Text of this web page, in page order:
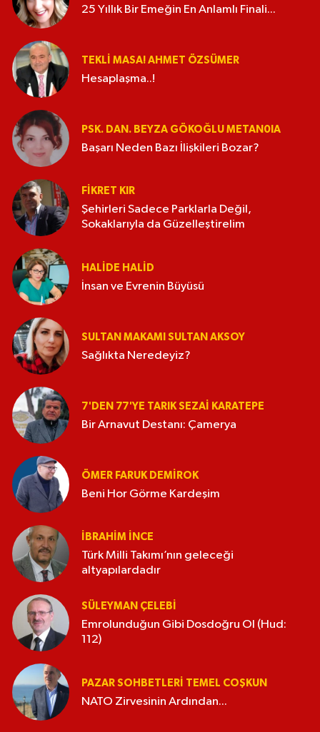
25 Yıllık Bir Emeğin En Anlamlı Finali...
TEKLI MASA! AHMET ÖZSÜMER
Hesaplaşma..!
PSK. DAN. BEYZA GÖKOĞLU METAN0IA
Başarı Neden Bazı İlişkileri Bozar?
FIKRET KIR
Şehirleri Sadece Parklarla Değil,
Sokaklarıyla da Güzelleştirelim
HALIDE HALID
İnsan ve Evrenin Büyüsü
SULTAN MAKAMI SULTAN AKSOY
Sağlıkta Neredeyiz?
7'DEN 77'YE TARIK SEZAI KARATEPE
Bir Arnavut Destanı: Çamerya
ÖMER FARUK DEMIROK
Beni Hor Görme Kardeşim
İBRAHIM İNCE
Türk Milli Takımı’nın geleceği
altyapılardadır
SÜLEYMAN ÇELEBI
Emrolunduğun Gibi Dosdoğru Ol (Hud:
112)
PAZAR SOHBETLERI TEMEL COŞKUN
NATO Zirvesinin Ardından...